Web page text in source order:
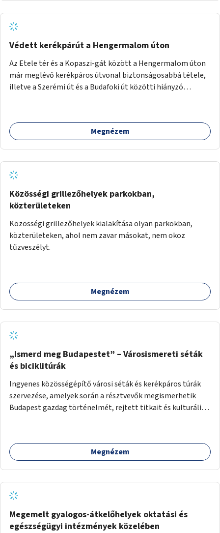
Védett kerékpárút a Hengermalom úton
Az Etele tér és a Kopaszi-gát között a Hengermalom úton
már meglévő kerékpáros útvonal biztonságosabbá tétele,
illetve a Szerémi út és a Budafoki út közötti hiányzó
iskolákhoz, kulturális intézményekhez és a Kopaszi-gáthoz
biztosítana elérést.
Megnézem
Közösségi grillezőhelyek parkokban,
közterületeken
Közösségi grillezőhelyek kialakítása olyan parkokban,
közterületeken, ahol nem zavar másokat, nem okoz
tűzveszélyt.
Megnézem
„Ismerd meg Budapestet” – Városismereti séták
és biciklitúrák
Ingyenes közösségépítő városi séták és kerékpáros túrák
szervezése, amelyek során a résztvevők megismerhetik
Budapest gazdag történelmét, rejtett titkait és kulturális
nyújthat.
Megnézem
Megemelt gyalogos-átkelőhelyek oktatási és
egészségügyi intézmények közelében